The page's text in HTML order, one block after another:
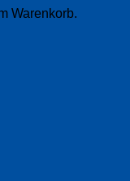
Warenkorb.